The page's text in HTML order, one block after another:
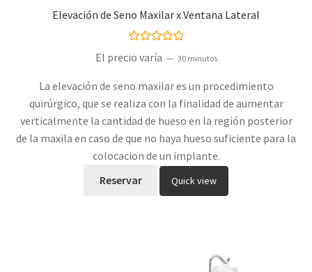
Elevación de Seno Maxilar x Ventana Lateral
El precio varía 30 minutos
La elevación de seno maxilar es un procedimiento
quirúrgico, que se realiza con la finalidad de aumentar
verticalmente la cantidad de hueso en la región posterior
de la maxila en caso de que no haya hueso suficiente para la
colocacion de un implante.
Reservar
Quick view